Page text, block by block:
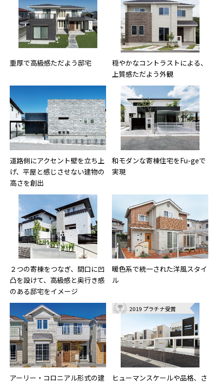
重厚で高級感ただよう邸宅
穏やかなコントラストによる、
上質感ただよう外観
道路側にアクセント壁を立ち上
げ、平屋と感じさせない建物の
高さを創出
和モダンな寄棟住宅をFu-geで
実現
２つの寄棟をつなぎ、間口に凹
凸を設けて、高級感と奥行き感
のある邸宅をイメージ
暖色系で統一された洋風スタイ
ル
アーリー・コロニアル形式の建
2019 プラチナ受賞
ヒューマンスケールや品格、さ